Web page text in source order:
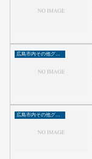
広島市内その他グルメ